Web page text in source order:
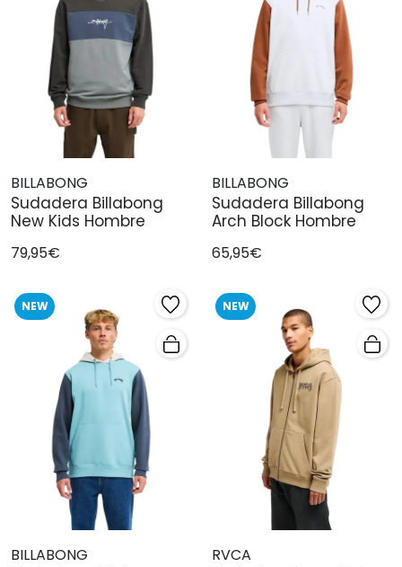
BILLABONG
Sudadera Billabong
New Kids Hombre
79,95€
BILLABONG
Sudadera Billabong
Arch Block Hombre
65,95€
NEW
BILLABONG
NEW
RVCA